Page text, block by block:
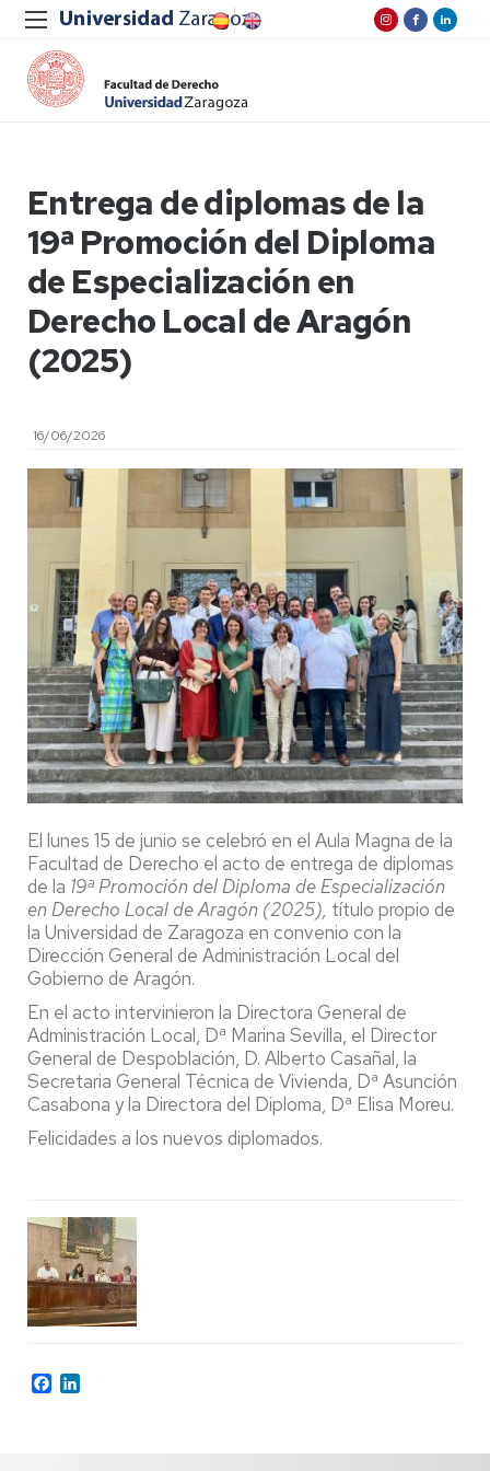
Entrega de diplomas de la
19ª Promoción del Diploma
de Especialización en
Derecho Local de Aragón
(2025)
16/06/2026
El lunes 15 de junio se celebró en el Aula Magna de la
Facultad de Derecho el acto de entrega de diplomas
de la 19ª Promoción del Diploma de Especialización
en Derecho Local de Aragón (2025), título propio de
la Universidad de Zaragoza en convenio con la
Dirección General de Administración Local del
Gobierno de Aragón.
En el acto intervinieron la Directora General de
Administración Local, Dª Marina Sevilla, el Director
General de Despoblación, D. Alberto Casañal, la
Secretaria General Técnica de Vivienda, Dª Asunción
Casabona y la Directora del Diploma, Dª Elisa Moreu.
Felicidades a los nuevos diplomados.
Facebook